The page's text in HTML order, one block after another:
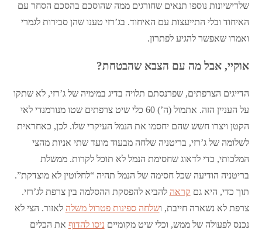
שלרישיונות נוספו תנאים שחורגים ממה שהוסכם בהסכם הסחר עם
האיחוד ובלי התייעצות עם האיחוד. בג’רזי טענו שהן סבירות לגמרי
ואמרו שאפשר להגיע לפתרון.
אוקיי, אבל מה עם הצבא שהבטחת?
הדייגים הצרפתים, שפרנסתם תלויה בדיג במימיה של ג’רזי, לא שתקו
על העניין הזה. אתמול (ה’) 60 כלי שיט צרפתים שטו מנורמנדי לאי
הקטן ויצרו חשש שהם יחסמו את הנמל העיקרי שלו. לכן, כאחראית
לשלומה של ג’רזי, בריטניה שלחה מבעוד מועד שתי אניות מהצי
המלכותי, כדי לדאוג שחסימת הנמל לא תוכל לקרות. ממשלת
בריטניה הודיעה שכל חסימה של הנמל תהיה “לחלוטין לא מוצדקת”.
תוך כדי, היא גם קראה להביא להפסקת ההסלמה בין צרפת לג’רזי.
צרפת לא נשארה חייבת, ושלחה ספינות פטרול משלה לאזור. הצי לא
נכנס לפעולה של ממש, וכלי שיט מקומיים ניסו להדוף את הכלים